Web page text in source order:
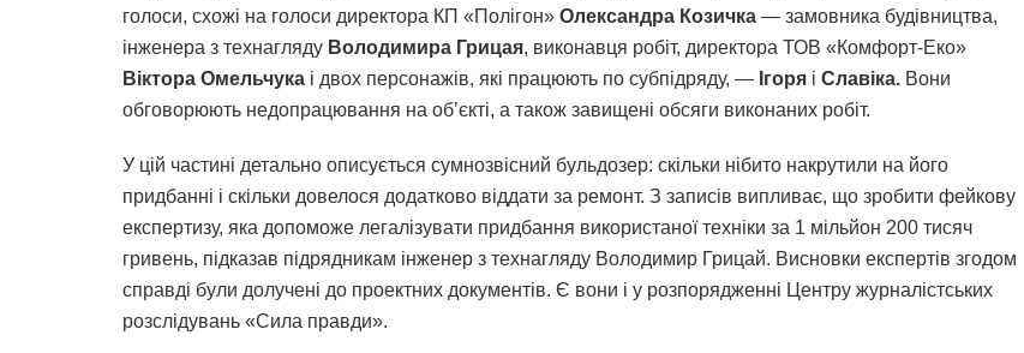
голоси, схожі на голоси директора КП «Полігон» Олександра Козичка — замовника будівництва,
інженера з технагляду Володимира Грицая, виконавця робіт, директора ТОВ «Комфорт-Еко»
Віктора Омельчука і двох персонажів, які працюють по субпідряду, — Ігоря і Славіка. Вони
обговорюють недопрацювання на об’єкті, а також завищені обсяги виконаних робіт.
У цій частині детально описується сумнозвісний бульдозер: скільки нібито накрутили на його
придбанні і скільки довелося додатково віддати за ремонт. З записів випливає, що зробити фейкову
експертизу, яка допоможе легалізувати придбання використаної техніки за 1 мільйон 200 тисяч
гривень, підказав підрядникам інженер з технагляду Володимир Грицай. Висновки експертів згодом
справді були долучені до проектних документів. Є вони і у розпорядженні Центру журналістських
розслідувань «Сила правди».